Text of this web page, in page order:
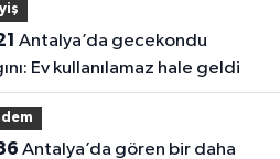
Ev kullanılamaz hale geldi